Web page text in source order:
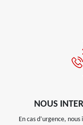
NOUS
En cas d’urgence,